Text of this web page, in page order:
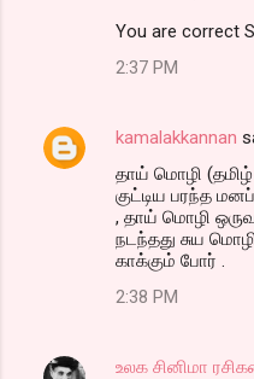
You are correct
2:37 PM
kamalakkannan
தாய் மொழி
குட்டிய பரந்த
, தாய் மொழி
நடந்தது சுய
காக்கும் போர் .
2:38 PM
உலக சினிமா